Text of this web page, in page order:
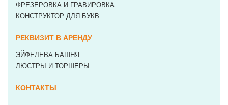
ФРЕЗЕРОВКА И ГРАВИРОВКА
КОНСТРУКТОР ДЛЯ БУКВ
РЕКВИЗИТ В АРЕНДУ
ЭЙФЕЛЕВА БАШНЯ
ЛЮСТРЫ И ТОРШЕРЫ
КОНТАКТЫ